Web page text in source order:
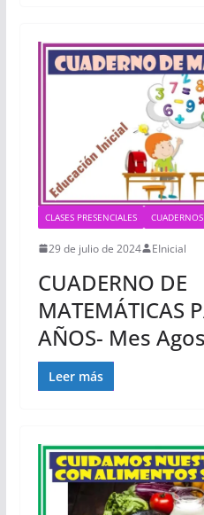
CLASES PRESENCIALES
29 de julio de 2024 EInicial
CUADERNO DE
MATEMÁTICAS
AÑOS- Mes
Leer más